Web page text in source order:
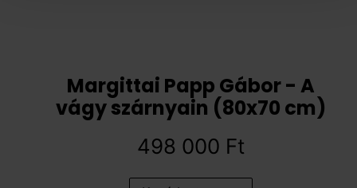
Margittai Papp Gábor - A
vágy szárnyain (80x70 cm)
498 000 Ft